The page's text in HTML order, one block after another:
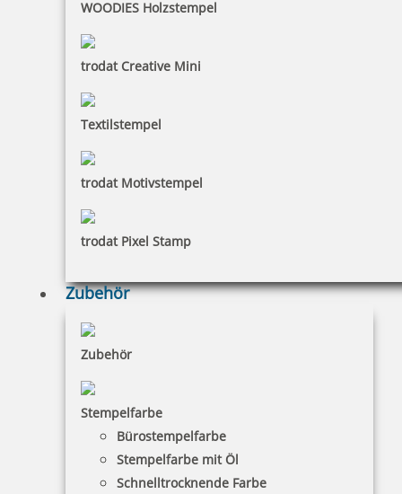
WOODIES Holzstempel
trodat Creative Mini
Textilstempel
trodat Motivstempel
trodat Pixel Stamp
Zubehör
Zubehör
Stempelfarbe
Bürostempelfarbe
Stempelfarbe mit Öl
Schnelltrocknende Farbe